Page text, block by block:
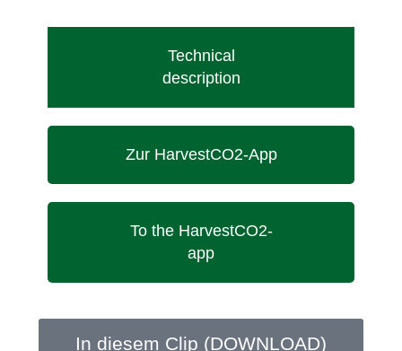
Technical
description
Zur HarvestCO2-App
To the HarvestCO2-
app
In diesem Clip (DOWNLOAD)